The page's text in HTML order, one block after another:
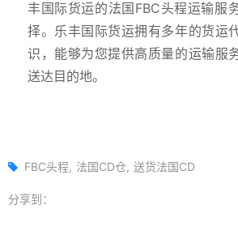
丰国际货运的法国FBC头程运输服
择。乐丰国际货运拥有多年的货运
识，能够为您提供高质量的运输服
送达目的地。
FBC头程 法国CD仓 送货法国CD
分享到：